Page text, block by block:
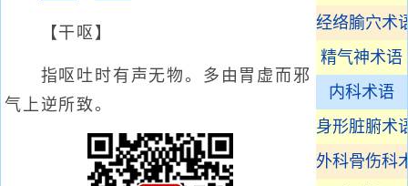
经络腧穴术
精气神术语
内科术语
身形脏腑术
外科骨伤科
【干呕】
指呕吐时有声无物。多由胃虚而邪
气上逆所致。